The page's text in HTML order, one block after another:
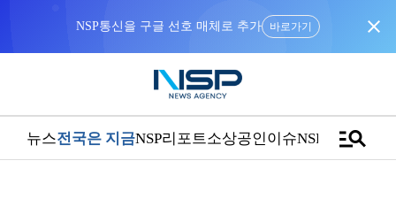
NSP통신을 구글 선호 매체로 추가 바로가기 close
뉴스전국은 지금NSP리포트소상공인이슈NSPTVmanage_search